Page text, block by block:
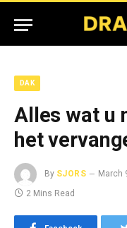
DAK
Alles wat u
het
By SJORS March
2 Mins Read